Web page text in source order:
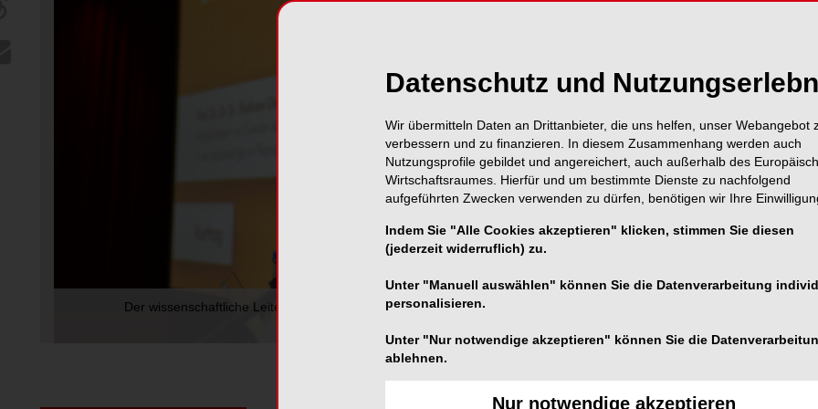
Der wissenschaftliche Leiter Prof. Dr. Dr. Dr. Shahram Ghanaati eröffnete Freitagmittag den Hauptkongress des
1/
Datenschutz und
Wir übermitteln Daten an Drittanbieter, die uns helfen, unser Webangebot
verbessern und zu finanzieren. In diesem Zusammenhang werden auch
Nutzungsprofile gebildet und angereichert, auch außerhalb des
Wirtschaftsraumes. Hierfür und um bestimmte Dienste zu nachfolgend
aufgeführten Zwecken verwenden zu dürfen, benötigen wir Ihre
Indem Sie "Alle Cookies akzeptieren" klicken, stimmen Sie diesen
(jederzeit widerruflich) zu.
Unter "Manuell auswählen" können Sie die Datenverarbeitung
personalisieren.
Unter "Nur notwendige akzeptieren" können Sie die
ablehnen.
Nur notwendige akzeptieren